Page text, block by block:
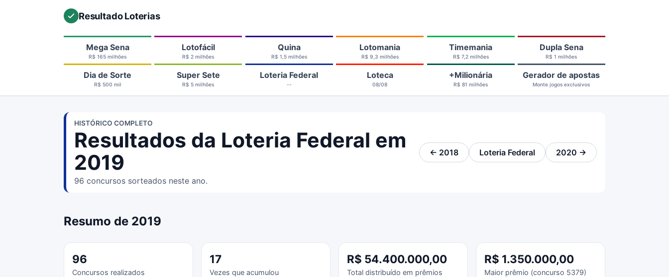
Resultado Loterias
Mega Sena
R$ 165 milhões
Lotofácil
R$ 2 milhões
Quina
R$ 1,5 milhões
Lotomania
R$ 9,3 milhões
Timemania
R$ 7,2 milhões
Dupla Sena
R$ 1 milhões
Dia de Sorte
R$ 500 mil
Super Sete
R$ 5 milhões
Loteria Federal
--
Loteca
08/08
+Milionária
R$ 81 milhões
Gerador de apostas
Monte jogos exclusivos
HISTÓRICO COMPLETO
Resultados da Loteria Federal em
2019
96 concursos sorteados neste ano.
← 2018 Loteria Federal 2020 →
Resumo de 2019
96
Concursos realizados
17
Vezes que acumulou
R$ 54.400.000,00
Total distribuído em prêmios
R$ 1.350.000,00
Maior prêmio (concurso 5379)